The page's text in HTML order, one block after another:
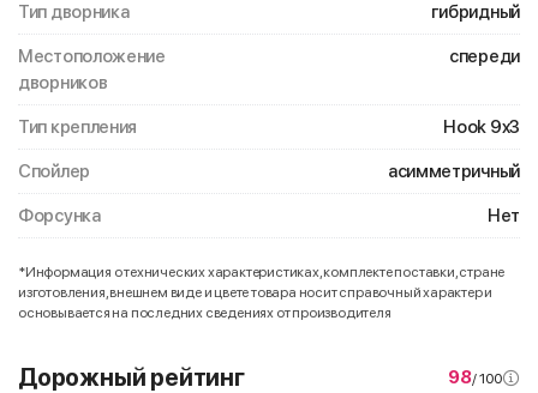
Тип дворника гибридный
Местоположение
дворников
спереди
Тип крепления Hook 9x3
Спойлер асимметричный
Форсунка Нет
*Информация о технических характеристиках, комплекте поставки, стране
изготовления, внешнем виде и цвете товара носит справочный характер и
основывается на последних сведениях от производителя
Дорожный рейтинг 98/ 100